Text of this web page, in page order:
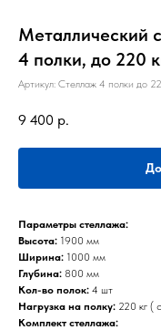
Металлический
4 полки, до 220
Артикул: Стеллаж 4 полки до
9 400 р.
Параметры стеллажа:
Высота: 1900 мм
Ширина: 1000 мм
Глубина: 800 мм
Кол-во полок: 4 шт
Нагрузка на полку: 220 кг (
Комплект стеллажа: